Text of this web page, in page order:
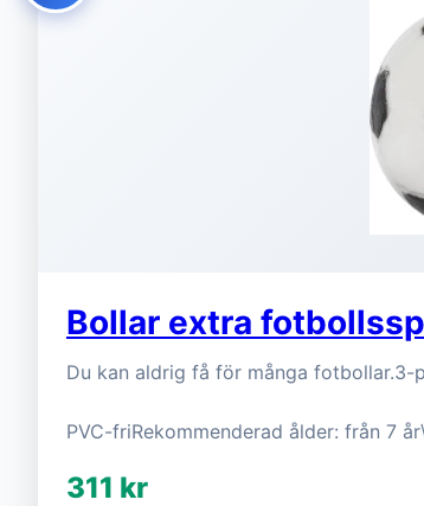
Bollar extra
Du kan aldrig få för många
PVC-friRekommenderad ålder: från 7
311 kr